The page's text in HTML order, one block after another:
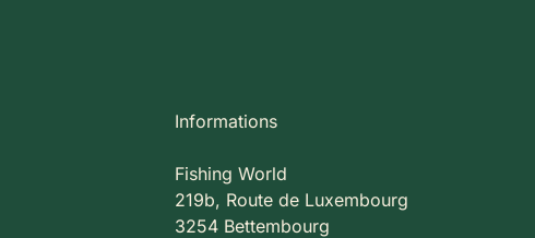
Informations
Fishing World
219b, Route de Luxembourg
3254 Bettembourg